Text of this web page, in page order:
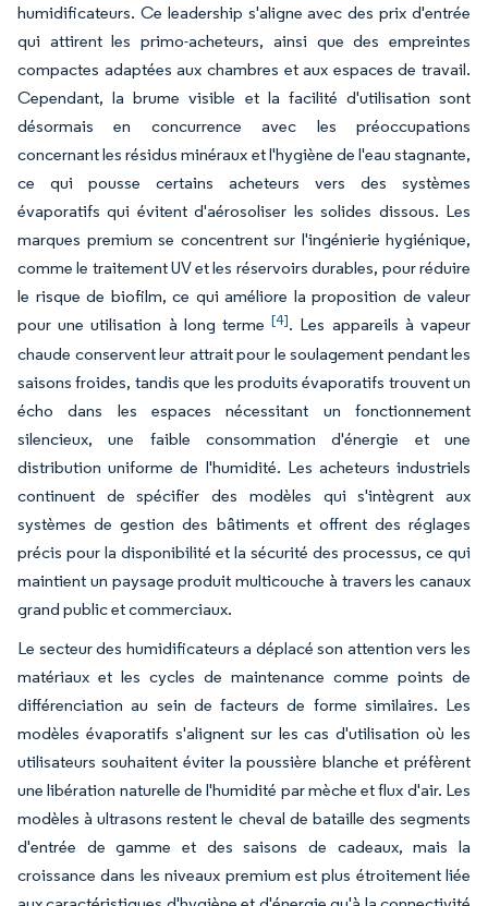
humidificateurs. Ce leadership s'aligne avec des prix d'entrée
qui attirent les primo-acheteurs, ainsi que des empreintes
compactes adaptées aux chambres et aux espaces de travail.
Cependant, la brume visible et la facilité d'utilisation sont
désormais en concurrence avec les préoccupations
concernant les résidus minéraux et l'hygiène de l'eau stagnante,
ce qui pousse certains acheteurs vers des systèmes
évaporatifs qui évitent d'aérosoliser les solides dissous. Les
marques premium se concentrent sur l'ingénierie hygiénique,
comme le traitement UV et les réservoirs durables, pour réduire
le risque de biofilm, ce qui améliore la proposition de valeur
pour une utilisation à long terme[4]. Les appareils à vapeur
chaude conservent leur attrait pour le soulagement pendant les
saisons froides, tandis que les produits évaporatifs trouvent un
écho dans les espaces nécessitant un fonctionnement
silencieux, une faible consommation d'énergie et une
distribution uniforme de l'humidité. Les acheteurs industriels
continuent de spécifier des modèles qui s'intègrent aux
systèmes de gestion des bâtiments et offrent des réglages
précis pour la disponibilité et la sécurité des processus, ce qui
maintient un paysage produit multicouche à travers les canaux
grand public et commerciaux.
Le secteur des humidificateurs a déplacé son attention vers les
matériaux et les cycles de maintenance comme points de
différenciation au sein de facteurs de forme similaires. Les
modèles évaporatifs s'alignent sur les cas d'utilisation où les
utilisateurs souhaitent éviter la poussière blanche et préfèrent
une libération naturelle de l'humidité par mèche et flux d'air. Les
modèles à ultrasons restent le cheval de bataille des segments
d'entrée de gamme et des saisons de cadeaux, mais la
croissance dans les niveaux premium est plus étroitement liée